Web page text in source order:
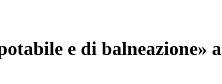
e di balneazione»